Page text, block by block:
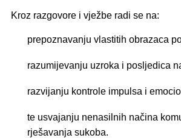
Kroz razgovore i vježbe radi se na:
prepoznavanju vlastitih obrazaca
razumijevanju uzroka i posljedica
razvijanju kontrole impulsa i
te usvajanju nenasilnih načina
rješavanja sukoba.